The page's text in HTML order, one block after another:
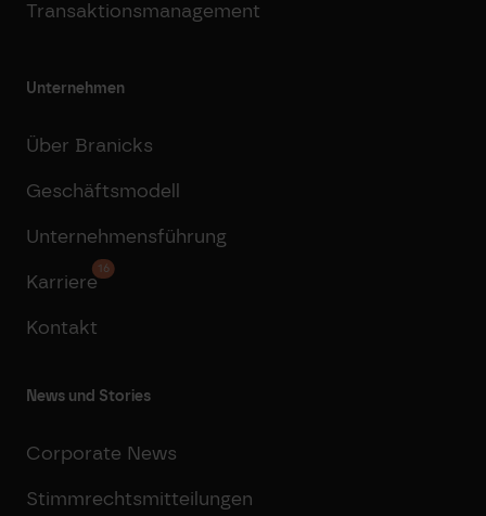
Transaktionsmanagement
Unternehmen
Über Branicks
Geschäftsmodell
Unternehmensführung
Karriere
16
Kontakt
News und Stories
Corporate News
Stimmrechtsmitteilungen